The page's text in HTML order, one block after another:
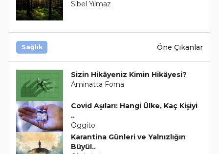
Sibel Yılmaz
Sağlık Öne Çıkanlar
Sizin Hikâyeniz Kimin Hikâyesi?
Aminatta Forna
Covid Aşıları: Hangi Ülke, Kaç Kişiyi
..
Oggito
Karantina Günleri ve Yalnızlığın
Büyül..